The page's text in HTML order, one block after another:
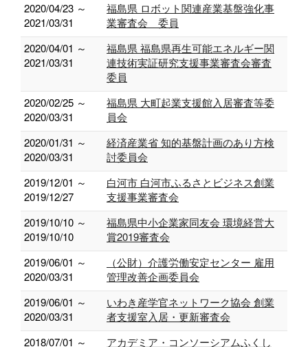
2020/04/23 ～
2021/03/31
福島県 ロボット関連産業基盤強化事
業審査会 委員
2020/04/01 ～
2021/03/31
福島県 福島県再生可能エネルギー関
連技術実証研究支援事業審査会審査
委員
2020/02/25 ～
2020/03/31
福島県 大町起業支援館入居審査等委
員会
2020/01/31 ～
2020/03/31
経済産業省 知的基盤計画のあり方検
討委員会
2019/12/01 ～
2019/12/27
白河市 白河市ふるさとビジネス創業
支援事業審査会
2019/10/10 ～
2019/10/10
福島県中小企業家同友会 環境経営大
賞2019審査会
2019/06/01 ～
2020/03/31
（公財）介護労働安定センター 雇用
管理改善企画委員会
2019/06/01 ～
2020/03/31
いわき産学官ネットワーク協会 創業
者支援室入居・更新審査会
2018/07/01 ～
アカデミア・コンソーシアムふくし